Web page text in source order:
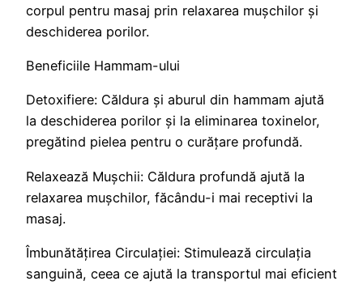
corpul pentru masaj prin relaxarea mușchilor și
deschiderea porilor.
Beneficiile Hammam-ului
Detoxifiere: Căldura și aburul din hammam ajută
la deschiderea porilor și la eliminarea toxinelor,
pregătind pielea pentru o curățare profundă.
Relaxează Mușchii: Căldura profundă ajută la
relaxarea mușchilor, făcându-i mai receptivi la
masaj.
Îmbunătățirea Circulației: Stimulează circulația
sanguină, ceea ce ajută la transportul mai eficient